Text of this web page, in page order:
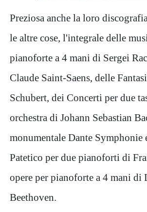
Preziosa anche la loro
le altre cose, l'integrale delle
pianoforte a 4 mani di Sergei
Claude Saint-Saens, delle
Schubert, dei Concerti per due
orchestra di Johann Sebastian
monumentale Dante Symphonie
Patetico per due pianoforti di
opere per pianoforte a 4 mani di
Beethoven.